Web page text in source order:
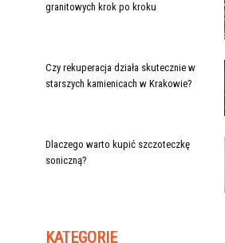
granitowych krok po kroku
Czy rekuperacja działa skutecznie w
starszych kamienicach w Krakowie?
Dlaczego warto kupić szczoteczkę
soniczną?
KATEGORIE